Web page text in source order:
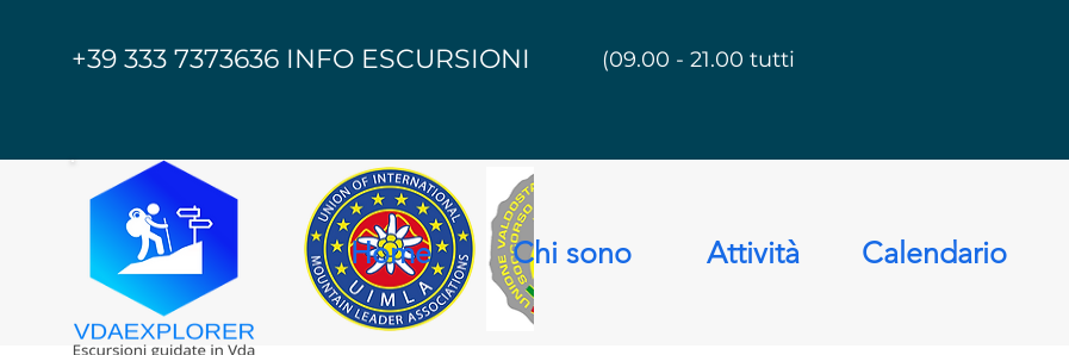
+39 333 7373636 INFO ESCURSIONI (09.00 - 21.00 tutti i giorni)
Home Chi sono Attività Calendario